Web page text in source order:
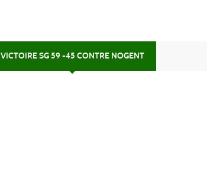
VICTOIRE SG 59 -45 CONTRE NOGENT